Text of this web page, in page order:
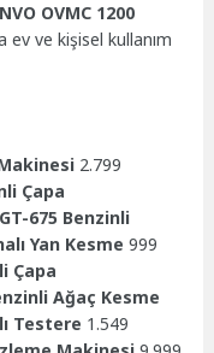
OVMC 1200
ev ve kişisel kullanım
2.799
Çapa
675 Benzinli
Yan Kesme999
Çapa
Ağaç Kesme
Testere 1.549